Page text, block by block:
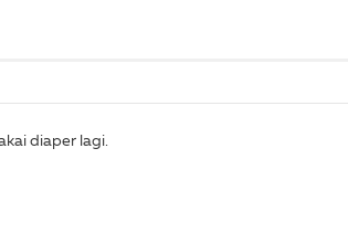
diaper lagi.